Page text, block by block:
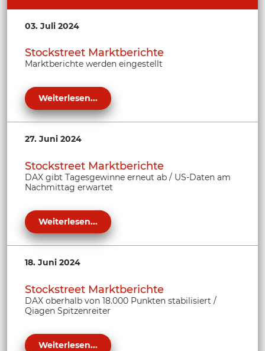
03. Juli 2024
Stockstreet Marktberichte
Marktberichte werden eingestellt
Weiterlesen...
27. Juni 2024
Stockstreet Marktberichte
DAX gibt Tagesgewinne erneut ab / US-Daten am
Nachmittag erwartet
Weiterlesen...
18. Juni 2024
Stockstreet Marktberichte
DAX oberhalb von 18.000 Punkten stabilisiert /
Qiagen Spitzenreiter
Weiterlesen...